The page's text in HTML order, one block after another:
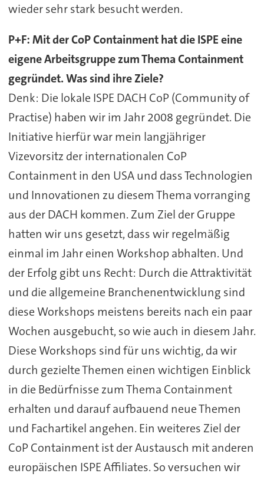
wieder sehr stark besucht werden.
P+F: Mit der CoP Containment hat die ISPE eine
eigene Arbeitsgruppe zum Thema Containment
gegründet. Was sind ihre Ziele?
Denk: Die lokale ISPE DACH CoP (Community of
Practise) haben wir im Jahr 2008 gegründet. Die
Initiative hierfür war mein langjähriger
Vizevorsitz der internationalen CoP
Containment in den USA und dass Technologien
und Innovationen zu diesem Thema vorranging
aus der DACH kommen. Zum Ziel der Gruppe
hatten wir uns gesetzt, dass wir regelmäßig
einmal im Jahr einen Workshop abhalten. Und
der Erfolg gibt uns Recht: Durch die Attraktivität
und die allgemeine Branchenentwicklung sind
diese Workshops meistens bereits nach ein paar
Wochen ausgebucht, so wie auch in diesem Jahr.
Diese Workshops sind für uns wichtig, da wir
durch gezielte Themen einen wichtigen Einblick
in die Bedürfnisse zum Thema Containment
erhalten und darauf aufbauend neue Themen
und Fachartikel angehen. Ein weiteres Ziel der
CoP Containment ist der Austausch mit anderen
europäischen ISPE Affiliates. So versuchen wir